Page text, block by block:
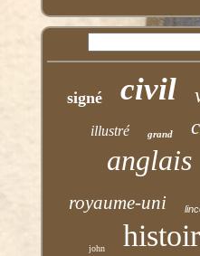
signé civil
illustré grand
anglais
royaume-uni
john